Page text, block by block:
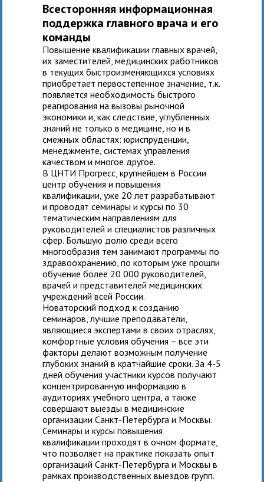
Всесторонняя информационная
поддержка главного врача и его
команды
Повышение квалификации главных врачей,
их заместителей, медицинских работников
в текущих быстроизменяющихся условиях
приобретает первостепенное значение, т.к.
появляется необходимость быстрого
реагирования на вызовы рыночной
экономики и, как следствие, углубленных
знаний не только в медицине, но и в
смежных областях: юриспруденции,
менеджменте, системах управления
качеством и многое другое.
В ЦНТИ Прогресс, крупнейшем в России
центр обучения и повышения
квалификации, уже 20 лет разрабатывают
и проводят семинары и курсы по 30
тематическим направлениям для
руководителей и специалистов различных
сфер. Большую долю среди всего
многообразия тем занимают программы по
здравоохранению, по которым уже прошли
обучение более 20 000 руководителей,
врачей и представителей медицинских
учреждений всей России.
Новаторский подход к созданию
семинаров, лучшие преподаватели,
являющиеся экспертами в своих отраслях,
комфортные условия обучения – все эти
факторы делают возможным получение
глубоких знаний в кратчайшие сроки. За 4-5
дней обучения участники курсов получают
концентрированную информацию в
аудиториях учебного центра, а также
совершают выезды в медицинские
организации Санкт-Петербурга и Москвы.
Семинары и курсы повышения
квалификации проходят в очном формате,
что позволяет на практике показать опыт
организаций Санкт-Петербурга и Москвы в
рамках производственных выездов групп.